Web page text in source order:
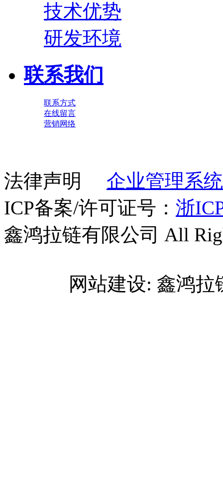
技术优势
研发环境
联系我们
联系方式
在线留言
营销网络
法律声明 企业管理系
ICP备案/许可证号： 浙
鑫鸿拉链有限公司 All
网站建设: 鑫鸿拉